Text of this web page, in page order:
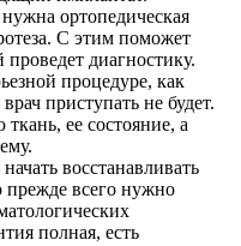
ортопедическая
С этим поможет
диагностику.
процедуре, как
приступать не будет.
ее состояние, а
восстанавливать
прежде всего нужно
полная, есть